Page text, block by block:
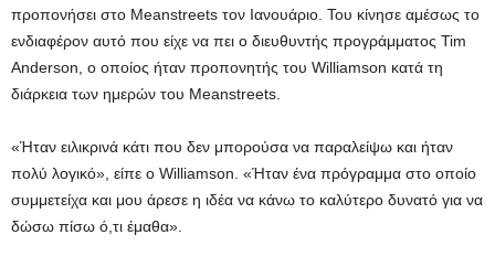
προπονήσει στο Meanstreets τον Ιανουάριο. Του κίνησε αμέσως το
ενδιαφέρον αυτό που είχε να πει ο διευθυντής προγράμματος Tim
Anderson, ο οποίος ήταν προπονητής του Williamson κατά τη
διάρκεια των ημερών του Meanstreets.
«Ήταν ειλικρινά κάτι που δεν μπορούσα να παραλείψω και ήταν
πολύ λογικό», είπε ο Williamson. «Ήταν ένα πρόγραμμα στο οποίο
συμμετείχα και μου άρεσε η ιδέα να κάνω το καλύτερο δυνατό για να
δώσω πίσω ό,τι έμαθα».